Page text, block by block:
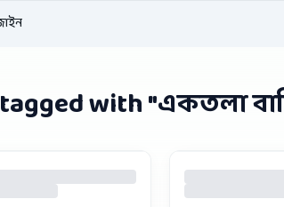
with "একতলা